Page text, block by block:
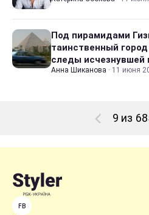
Под пирамидами
таинственный
следы исчезнувшей
Анна Шиканова · 11 июня
9 из
FB